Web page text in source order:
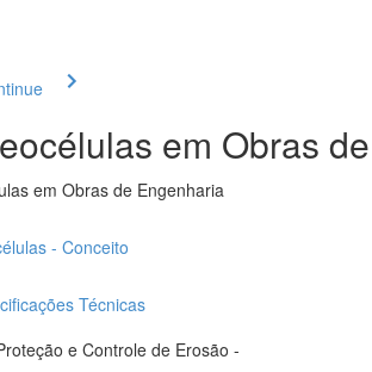
em Obras
em Obras de Engenharia
- Conceito
Técnicas
e Controle de Erosão -